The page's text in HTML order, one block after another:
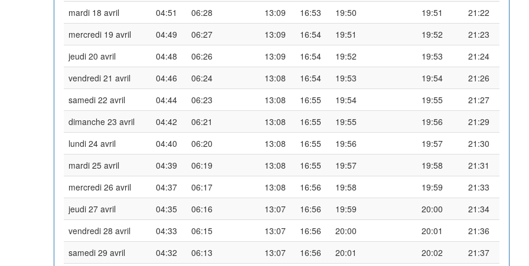
mardi 18 avril
04:51 06:28 13:09 16:53 19:50 19:51
21:22
mercredi 19 avril
04:49 06:27 13:09 16:54 19:51 19:52
21:23
jeudi 20 avril
04:48 06:26 13:09 16:54 19:52 19:53
21:24
vendredi 21 avril
04:46 06:24 13:08 16:54 19:53 19:54
21:26
samedi 22 avril
04:44 06:23 13:08 16:55 19:54 19:55
21:27
dimanche 23 avril
04:42 06:21 13:08 16:55 19:55 19:56
21:29
lundi 24 avril
04:40 06:20 13:08 16:55 19:56 19:57
21:30
mardi 25 avril
04:39 06:19 13:08 16:55 19:57 19:58
21:31
mercredi 26 avril
04:37 06:17 13:08 16:56 19:58 19:59
21:33
jeudi 27 avril
04:35 06:16 13:07 16:56 19:59 20:00
21:34
vendredi 28 avril
04:33 06:15 13:07 16:56 20:00 20:01
21:36
samedi 29 avril
04:32 06:13 13:07 16:56 20:01 20:02
21:37